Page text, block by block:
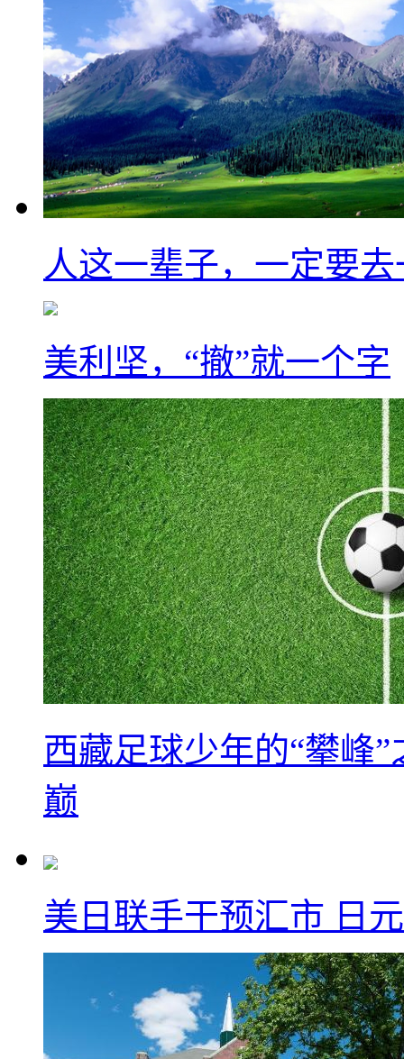
人这一辈子，一定要
美利坚，“撤”就一个字
西藏足球少年的“攀峰
巅
美日联手干预汇市 日